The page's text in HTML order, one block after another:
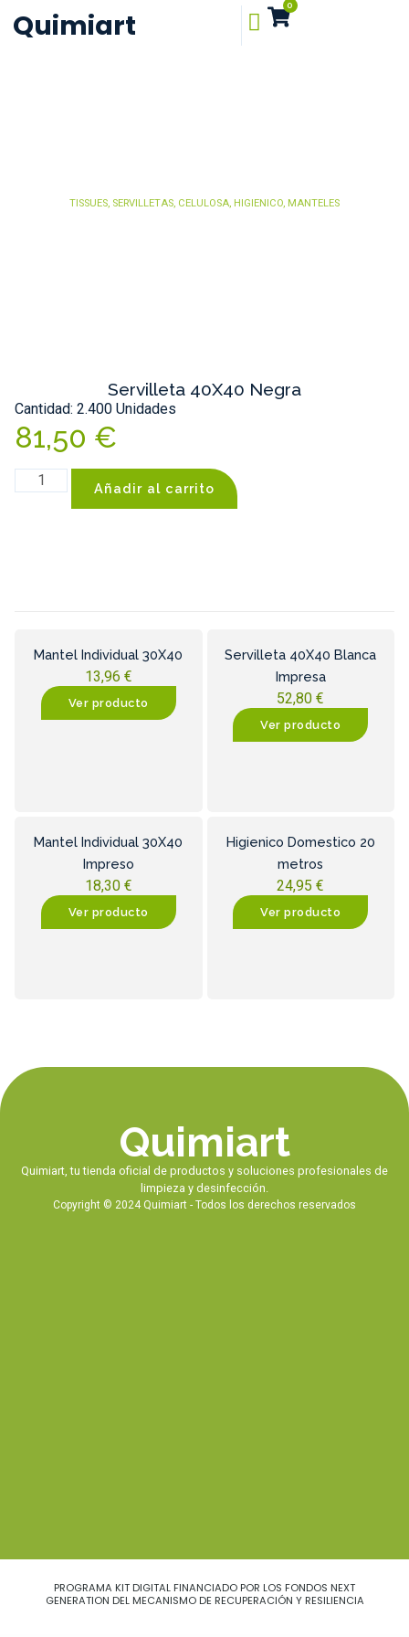
Quimiart
0
TISSUES, SERVILLETAS, CELULOSA, HIGIENICO, MANTELES
Servilleta 40X40 Negra
Cantidad: 2.400 Unidades
81,50 €
Añadir al carrito
Mantel Individual 30X40
13,96 €
Ver producto
Servilleta 40X40 Blanca
Impresa
52,80€
Ver producto
Mantel Individual 30X40
Impreso
18,30 €
Ver producto
Higienico Domestico 20
metros
24,95€
Ver producto
Quimiart
Quimiart, tu tienda oficial de productos y soluciones profesionales de
limpieza y desinfección.
Copyright © 2024 Quimiart - Todos los derechos reservados
PROGRAMA KIT DIGITAL FINANCIADO POR LOS FONDOS NEXT
GENERATION DEL MECANISMO DE RECUPERACIÓN Y RESILIENCIA